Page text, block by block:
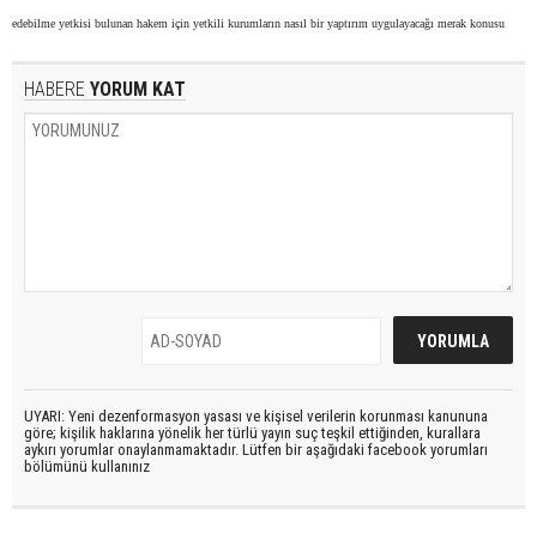
edebilme yetkisi bulunan hakem için yetkili kurumların nasıl bir yaptırım uygulayacağı merak konusu
HABERE YORUM KAT
UYARI: Yeni dezenformasyon yasası ve kişisel verilerin korunması kanununa
göre; kişilik haklarına yönelik her türlü yayın suç teşkil ettiğinden, kurallara
aykırı yorumlar onaylanmamaktadır. Lütfen bir aşağıdaki facebook yorumları
bölümünü kullanınız